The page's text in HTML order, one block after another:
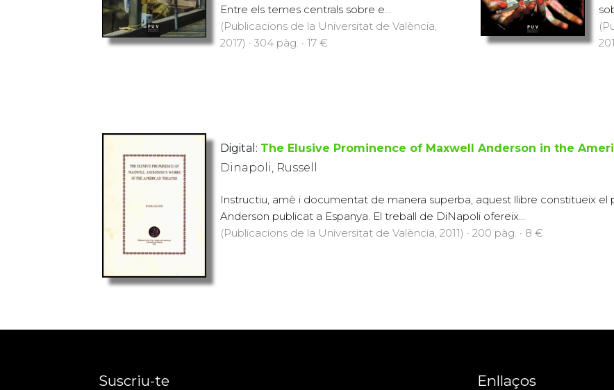
Entre els temes centrals sobre e...
(Publicacions de la Universitat de València,
2017) · 304 pàg. · 17 €
Digital: The Elusive Prominence of Maxwell Anderson in the
Dinapoli, Russell
Instructiu, amè i documentat de manera superba, aquest llibre constitueix
Anderson publicat a Espanya. El treball de DiNapoli ofereix...
(Publicacions de la Universitat de València, 2011) · 200 pàg. · 8 €
Suscriu-te Enllaços